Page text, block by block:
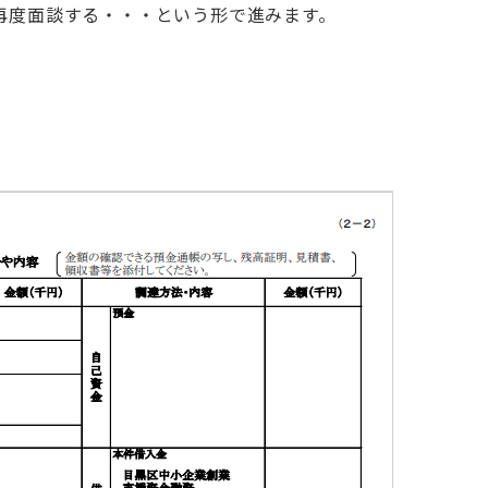
面談する・・・という形で進みます。